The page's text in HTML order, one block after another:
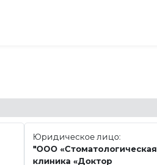
Юридическое лицо:
"ООО «Стоматологическая
клиника «Доктор